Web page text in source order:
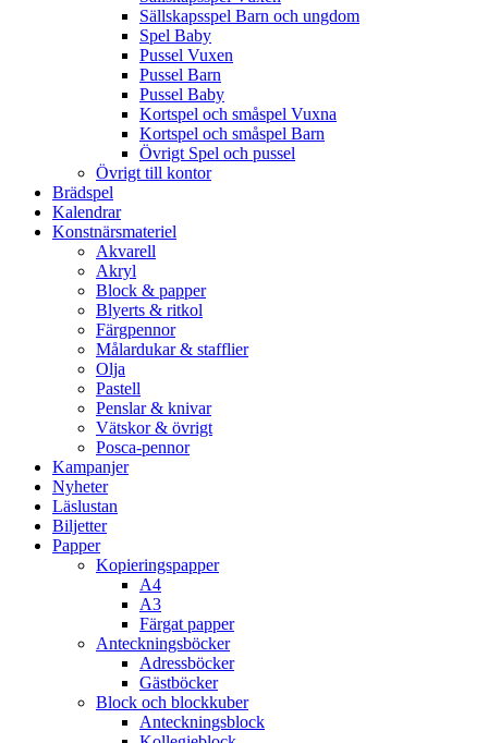
Sällskapsspel Barn och ungdom
Spel Baby
Pussel Vuxen
Pussel Barn
Pussel Baby
Kortspel och småspel Vuxna
Kortspel och småspel Barn
Övrigt Spel och pussel
Övrigt till kontor
Brädspel
Kalendrar
Konstnärsmateriel
Akvarell
Akryl
Block & papper
Blyerts & ritkol
Färgpennor
Målardukar & stafflier
Olja
Pastell
Penslar & knivar
Vätskor & övrigt
Posca-pennor
Kampanjer
Nyheter
Läslustan
Biljetter
Papper
Kopieringspapper
A4
A3
Färgat papper
Anteckningsböcker
Adressböcker
Gästböcker
Block och blockkuber
Anteckningsblock